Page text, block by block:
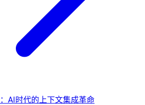
AI时代的上下文集成革命